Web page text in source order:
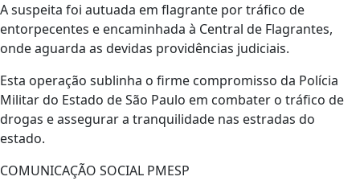
A suspeita foi autuada em flagrante por tráfico de
entorpecentes e encaminhada à Central de Flagrantes,
onde aguarda as devidas providências judiciais.
Esta operação sublinha o firme compromisso da Polícia
Militar do Estado de São Paulo em combater o tráfico de
drogas e assegurar a tranquilidade nas estradas do
estado.
COMUNICAÇÃO SOCIAL PMESP